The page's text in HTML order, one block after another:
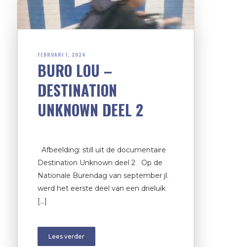
FEBRUARI 1, 2024
BURO LOU –
DESTINATION
UNKNOWN DEEL 2
Afbeelding: still uit de documentaire
Destination Unknown deel 2 Op de
Nationale Burendag van september jl.
werd het eerste deel van een drieluik
[…]
Lees verder